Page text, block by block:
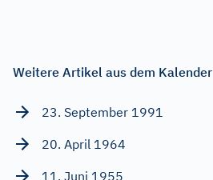
Weitere Artikel aus dem Kalender
23. September 1991
20. April 1964
11. Juni 1955